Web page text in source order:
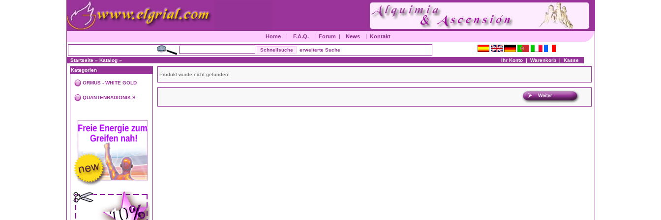
Home | F.A.Q. | Forum | News | Kontakt
erweiterte Suche
Startseite» Katalog» Ihr Konto| Warenkorb| Kasse
Kategorien
ORMUS - WHITE GOLD
QUANTENRADIONIK»
Produkt wurde nicht gefunden!